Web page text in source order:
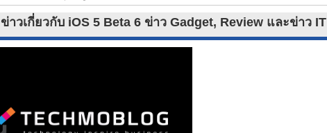
ข่าวเกี่ยวกับ iOS 5 Beta 6 ข่าว Gadget, Review และข่าว IT